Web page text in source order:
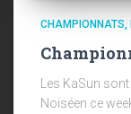
CHAMPIONNATS
Les KaSun
Noiséen ce